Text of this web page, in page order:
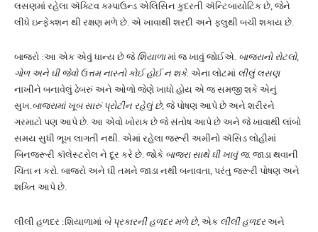
લસણમાં રહેલા ઍક્ટિવ કમ્પાઉન્ડ એલિસિન કુદરતી ઍન્ટિબાયોટિક છે, જેને
લીધે ઇન્ફેક્શન થી રક્ષણ મળે છે. એ ખાવાથી શરદી અને ફ્લુથી બચી શકાય છે.
બાજરો :આ એક એવું ધાન્ય છે જે શિયાળામાં જ ખાવું જોઈએ. બાજરાનો રોટલો,
ગોળ અને ઘી જેવો ઉત્તમ નાસ્તો કોઈ હોઈ ન શકે. એના લોટમાં લીલું લસણ
નાખીને બનાવેલું ઢેબરું અને ઓળો જેણે ખાધો હોય એ જ સમજી શકે એનું
સુખ.બાજરામાં ખૂબ સારું પ્રોટીન રહેલું છે, જે પોષણ આપે છે અને શરીરને
ગરમાટો પણ આપે છે. આ એવો ખોરાક છે જે સંતોષ આપે છે અને જે ખાવાથી લાંબો
સમય સુધી ભૂખ લાગતી નથી. એમાં રહેલા જરૂરી અમીનો ઍસિડ લોહીમાં
બિનજરૂરી કૉલેસ્ટરોલ ને દૂર કરે છે. જોકે બાજરા સાથે ઘી ખાવું જ. જાડા થવાની
ચિંતા ન કરો. બાજરો અને ઘી તમને જાડા નથી બનાવતા, પરંતુ જરૂરી પોષણ અને
શક્તિ આપે છે.
લીલી હળદર :શિયાળામાં બે પ્રકારની હળદર મળે છે, એક લીલી હળદર અને